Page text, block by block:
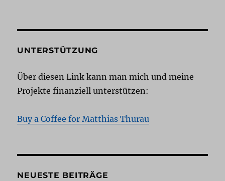
UNTERSTÜTZUNG
Über diesen Link kann man mich und meine
Projekte finanziell unterstützen:
Buy a Coffee for Matthias Thurau
NEUESTE BEITRÄGE